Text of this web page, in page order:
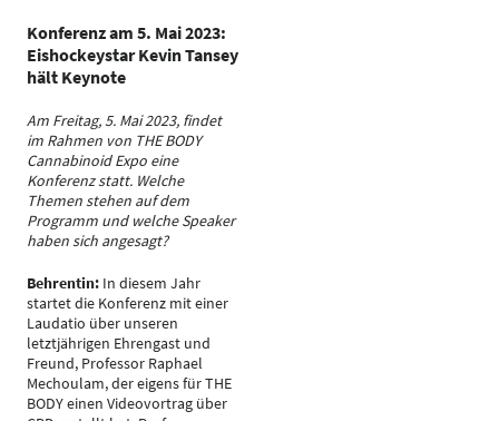
Konferenz am 5. Mai 2023:
Eishockeystar Kevin Tansey
hält Keynote
Am Freitag, 5. Mai 2023, findet
im Rahmen von THE BODY
Cannabinoid Expo eine
Konferenz statt. Welche
Themen stehen auf dem
Programm und welche Speaker
haben sich angesagt?
Behrentin: In diesem Jahr
startet die Konferenz mit einer
Laudatio über unseren
letztjährigen Ehrengast und
Freund, Professor Raphael
Mechoulam, der eigens für THE
BODY einen Videovortrag über